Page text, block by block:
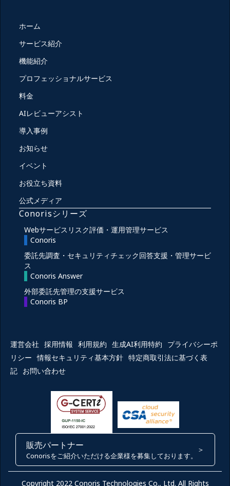
ホーム
サービス紹介
機能紹介
プロフェッショナルサービス
料金
AIレビューアシスト
導入事例
お知らせ
イベント
お役立ち資料
公式メディア
Conorisシリーズ
Webサービスリスク評価・運用管理サービス
Conoris
委託先調査・セキュリティチェック回答支援・管理サービ
ス
Conoris Answer
外部委託先管理の支援サービス
Conoris BP
運営会社 採用情報 利用規約 生成AI利用特約
プライバシーポ
リシー 情報セキュリティ基本方針 特定商取引法に基づく表
記 お問い合わせ
販売パートナー
Conorisをご紹介いただける企業様を募集しております。
＞
Copyright 2022 Conoris Technologies Co., Ltd. All Rights